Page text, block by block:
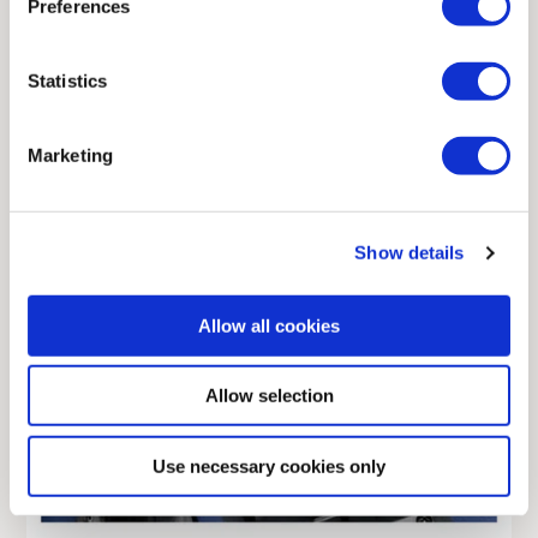
Preferences
Statistics
Marketing
Show details
Allow all cookies
Allow selection
Use necessary cookies only
Banda única: 2,4 GHz